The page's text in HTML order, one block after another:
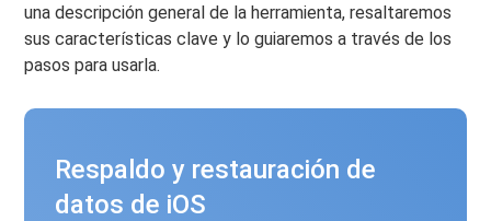
una descripción general de la herramienta, resaltaremos
sus características clave y lo guiaremos a través de los
pasos para usarla.
Respaldo y restauración de
datos de iOS